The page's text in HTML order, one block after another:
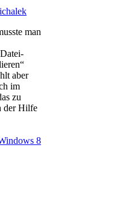
man
aber
im
zu
der Hilfe
8